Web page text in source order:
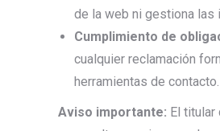
de la web ni gestiona las
Cumplimiento de
cualquier reclamación
herramientas de contacto.
Aviso importante: El titular